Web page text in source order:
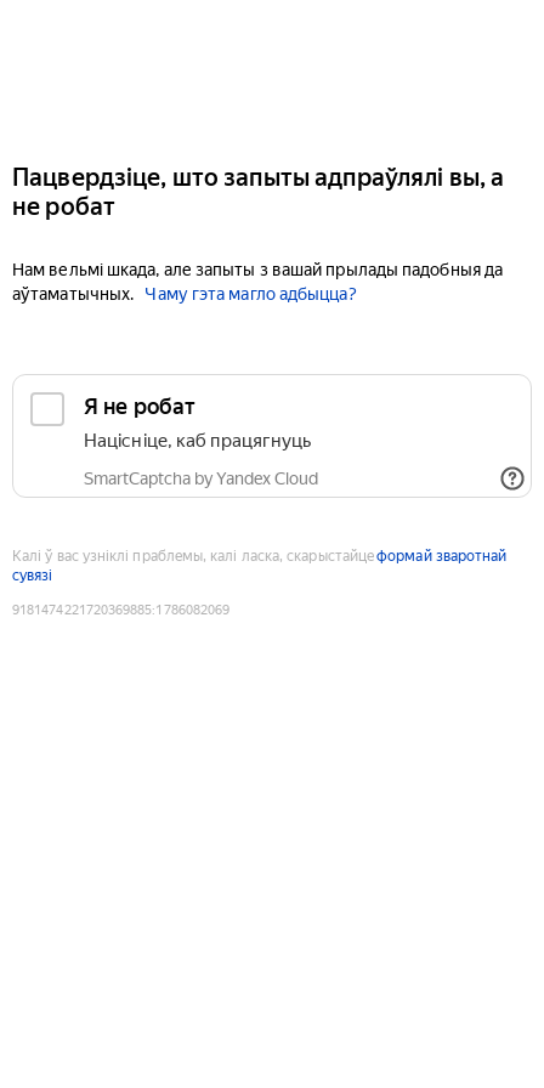
Пацвердзіце, што запыты адпраўлялі вы, а
не робат
Нам вельмі шкада, але запыты з вашай прылады падобныя да
аўтаматычных.
Чаму гэта магло адбыцца?
Я не робат
Націсніце, каб працягнуць
SmartCaptcha by Yandex Cloud
Калі ў вас узніклі праблемы, калі ласка, скарыстайцеформай зваротнай
сувязі
9181474221720369885:1786082069